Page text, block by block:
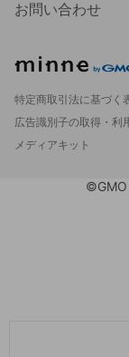
お問い合わせ
特定商取引法に基づく
広告識別子の取得・利
メディアキット
©GMO